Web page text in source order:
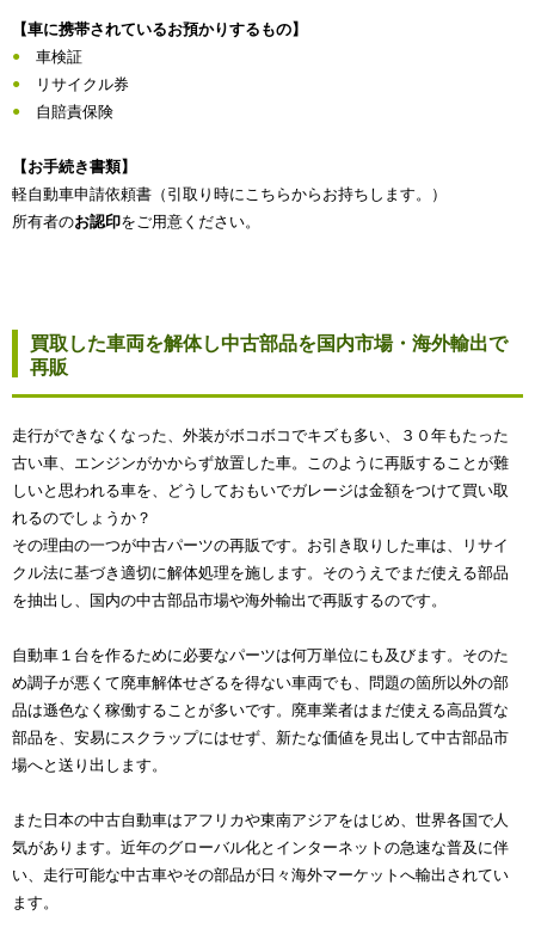
【車に携帯されているお預かりするもの】
車検証
リサイクル券
自賠責保険
【お手続き書類】
軽自動車申請依頼書（引取り時にこちらからお持ちします。）
所有者のお認印をご用意ください。
買取した車両を解体し中古部品を国内市場・海外輸出で
再販
走行ができなくなった、外装がボコボコでキズも多い、３０年もたった
古い車、エンジンがかからず放置した車。このように再販することが難
しいと思われる車を、どうしておもいでガレージは金額をつけて買い取
れるのでしょうか？
その理由の一つが中古パーツの再販です。お引き取りした車は、リサイ
クル法に基づき適切に解体処理を施します。そのうえでまだ使える部品
を抽出し、国内の中古部品市場や海外輸出で再販するのです。
自動車１台を作るために必要なパーツは何万単位にも及びます。そのた
め調子が悪くて廃車解体せざるを得ない車両でも、問題の箇所以外の部
品は遜色なく稼働することが多いです。廃車業者はまだ使える高品質な
部品を、安易にスクラップにはせず、新たな価値を見出して中古部品市
場へと送り出します。
また日本の中古自動車はアフリカや東南アジアをはじめ、世界各国で人
気があります。近年のグローバル化とインターネットの急速な普及に伴
い、走行可能な中古車やその部品が日々海外マーケットへ輸出されてい
ます。